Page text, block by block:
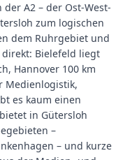
A2 – der Ost-West-
zum logischen
dem Ruhrgebiet und
direkt: Bielefeld liegt
Hannover 100 km
Medienlogistik,
es kaum einen
in Gütersloh
–
– und kurze